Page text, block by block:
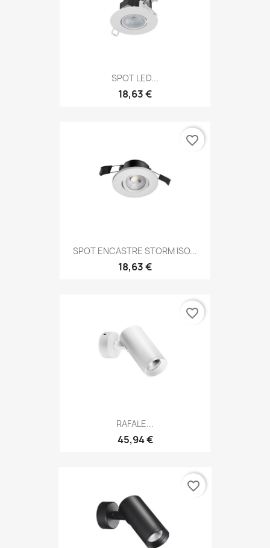
SPOT LED...
18,63 €
SPOT ENCASTRE STORM ISO...
18,63 €
favorite_border
RAFALE...
45,94 €
favorite_border
favorite_border